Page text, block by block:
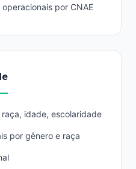
por CNAE
idade, escolaridade
por gênero e raça